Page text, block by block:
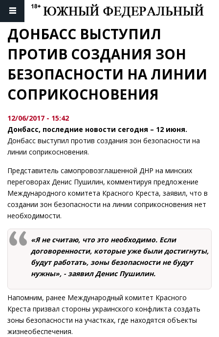
ДОНБАСС ВЫСТУПИЛ
ПРОТИВ СОЗДАНИЯ ЗОН
БЕЗОПАСНОСТИ НА ЛИНИИ
СОПРИКОСНОВЕНИЯ
12/06/2017 - 15:42
Донбасс, последние новости сегодня – 12 июня.
Донбасс выступил против создания зон безопасности на
линии соприкосновения.
Представитель самопровозглашенной ДНР на минских
переговорах Денис Пушилин, комментируя предложение
Международного комитета Красного Креста, заявил, что в
создании зон безопасности на линии соприкосновения нет
необходимости.
«Я не считаю, что это необходимо. Если
договоренности, которые уже были достигнуты,
будут работать, зоны безопасности не будут
нужны», - заявил Денис Пушилин.
Напомним, ранее Международный комитет Красного
Креста призвал стороны украинского конфликта создать
зоны безопасности на участках, где находятся объекты
жизнеобеспечения.